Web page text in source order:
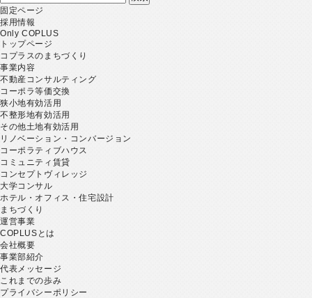
索:
固定ページ
採用情報
Only COPLUS
トップページ
コプラスのまちづくり
事業内容
不動産コンサルティング
コーポラ等価交換
狭小地有効活用
不整形地有効活用
その他土地有効活用
リノベーション・コンバージョン
コーポラティブハウス
コミュニティ賃貸
コンセプトヴィレッジ
大学コンサル
ホテル・オフィス・住宅設計
まちづくり
運営事業
COPLUSとは
会社概要
事業部紹介
代表メッセージ
これまでの歩み
プライバシーポリシー